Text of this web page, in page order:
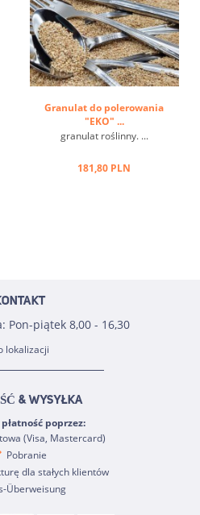
Granulat do polerowania
"EKO" ...
granulat roślinny. ...
181,80 PLN
Pon-piątek 8,00 - 16,30
lokalizacji
& WYSYŁKA
poprzez:
(Visa, Mastercard)
Pobranie
dla stałych klientów
Überweisung